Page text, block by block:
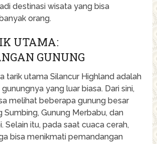
destinasi wisata yang bisa
orang.
UTAMA:
GUNUNG
tarik utama Silancur Highland adalah
yang luar biasa. Dari sini,
melihat beberapa gunung besar
Sumbing, Gunung Merbabu, dan
Selain itu, pada saat cuaca cerah,
bisa menikmati pemandangan